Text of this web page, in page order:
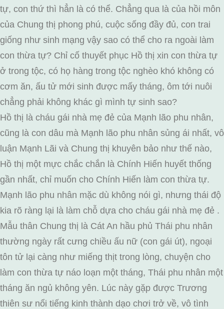
tự, con thứ thì hẳn là có thể. Chẳng qua là của hồi môn
của Chung thị phong phú, cuộc sống đầy đủ, con trai
giống như sinh mạng vậy sao có thể cho ra ngoài làm
con thừa tự? Chỉ cố thuyết phục Hồ thị xin con thừa tự
ở trong tộc, có họ hàng trong tộc nghèo khó không có
cơm ăn, ấu tử mới sinh được mấy tháng, ôm tới nuôi
chẳng phải không khác gì mình tự sinh sao?
Hồ thị là cháu gái nhà mẹ đẻ của Mạnh lão phu nhân,
cũng là con dâu mà Mạnh lão phu nhân sủng ái nhất, vô
luận Mạnh Lãi và Chung thị khuyên bảo như thế nào,
Hồ thị một mực chắc chắn là Chính Hiến huyết thống
gần nhất, chỉ muốn cho Chính Hiến làm con thừa tự.
Mạnh lão phu nhân mặc dù không nói gì, nhưng thái độ
kia rõ ràng lại là làm chỗ dựa cho cháu gái nhà mẹ đẻ .
Mẫu thân Chung thị là Cát An hầu phủ Thái phu nhân
thường ngày rất cưng chiều ấu nữ (con gái út), ngoại
tôn tử lại càng như miếng thịt trong lòng, chuyện cho
làm con thừa tự náo loạn một tháng, Thái phu nhân một
tháng ăn ngủ không yên. Lúc này gặp được Trương
thiên sư nổi tiếng kinh thành dạo chơi trở về, vô tình